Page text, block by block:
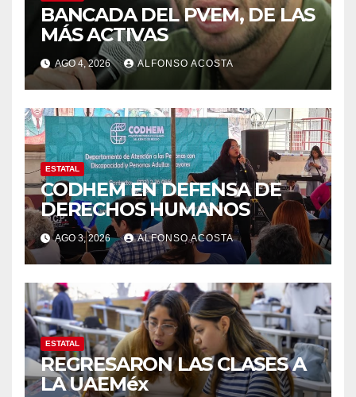
BANCADA DEL PVEM, DE LAS
MÁS ACTIVAS
AGO 4, 2026 ALFONSO ACOSTA
ESTATAL
CODHEM EN DEFENSA DE
DERECHOS HUMANOS
AGO 3, 2026 ALFONSO ACOSTA
ESTATAL
REGRESARON LAS CLASES A
LA UAEMéx